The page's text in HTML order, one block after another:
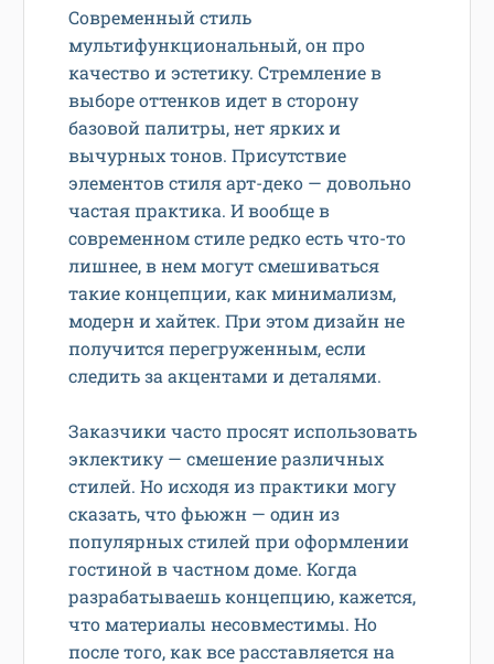
Современный стиль
мультифункциональный, он про
качество и эстетику. Стремление в
выборе оттенков идет в сторону
базовой палитры, нет ярких и
вычурных тонов. Присутствие
элементов стиля арт-деко — довольно
частая практика. И вообще в
современном стиле редко есть что-то
лишнее, в нем могут смешиваться
такие концепции, как минимализм,
модерн и хайтек. При этом дизайн не
получится перегруженным, если
следить за акцентами и деталями.
Заказчики часто просят использовать
эклектику — смешение различных
стилей. Но исходя из практики могу
сказать, что фьюжн — один из
популярных стилей при оформлении
гостиной в частном доме. Когда
разрабатываешь концепцию, кажется,
что материалы несовместимы. Но
после того, как все расставляется на